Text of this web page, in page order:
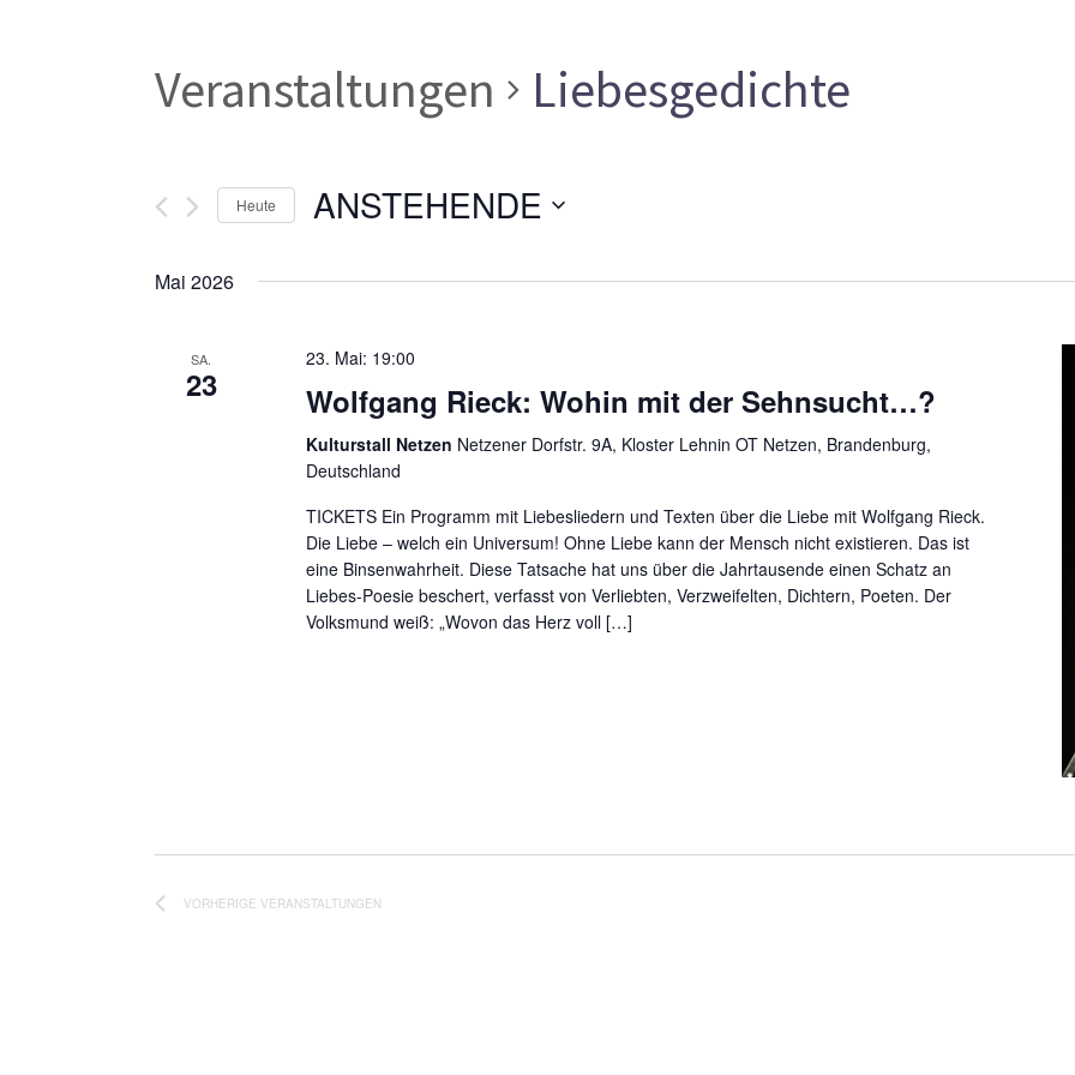
Veranstaltungen Liebesgedichte
Heute ANSTEHENDE
wählen.
Mai 2026
SA.
23
23. Mai: 19:00
Wolfgang Rieck: Wohin mit der Sehnsucht…?
Kulturstall Netzen Netzener Dorfstr. 9A, Kloster Lehnin OT Netzen, Brandenburg,
Deutschland
TICKETS Ein Programm mit Liebesliedern und Texten über die Liebe mit Wolfgang Rieck.
Die Liebe – welch ein Universum! Ohne Liebe kann der Mensch nicht existieren. Das ist
eine Binsenwahrheit. Diese Tatsache hat uns über die Jahrtausende einen Schatz an
Liebes-Poesie beschert, verfasst von Verliebten, Verzweifelten, Dichtern, Poeten. Der
Volksmund weiß: „Wovon das Herz voll […]
VORHERIGE VERANSTALTUNGEN